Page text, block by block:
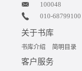
100048
010-68799100
关于书库
书库介绍 简明目录
客户服务